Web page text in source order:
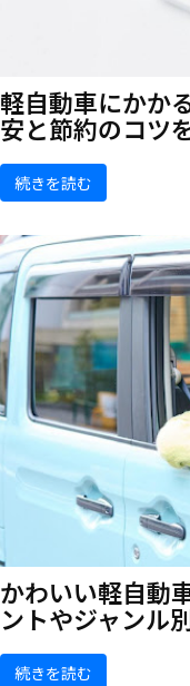
軽自動車にかか
安と節約のコツ
続きを読む
かわいい軽自動
ントやジャンル
続きを読む